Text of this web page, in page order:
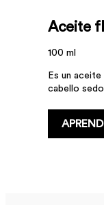
Aceite
100 ml
Es un
cabello